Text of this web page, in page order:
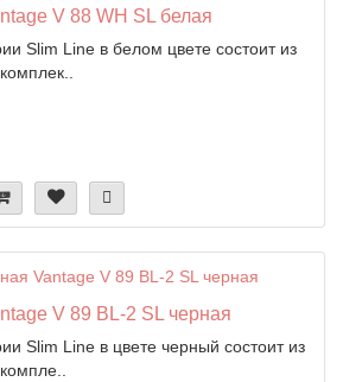
V 88 WH SL белая
Slim Line в белом цвете состоит из
V 89 BL-2 SL черная
Slim Line в цвете черный состоит из